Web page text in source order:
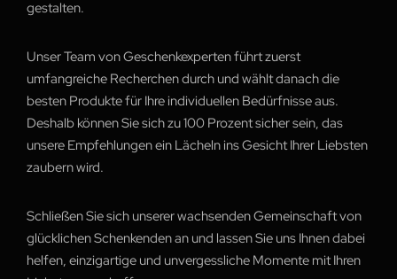
gestalten.
Unser Team von Geschenkexperten führt zuerst
umfangreiche Recherchen durch und wählt danach die
besten Produkte für Ihre individuellen Bedürfnisse aus.
Deshalb können Sie sich zu 100 Prozent sicher sein, das
unsere Empfehlungen ein Lächeln ins Gesicht Ihrer Liebsten
zaubern wird.
Schließen Sie sich unserer wachsenden Gemeinschaft von
glücklichen Schenkenden an und lassen Sie uns Ihnen dabei
helfen, einzigartige und unvergessliche Momente mit Ihren